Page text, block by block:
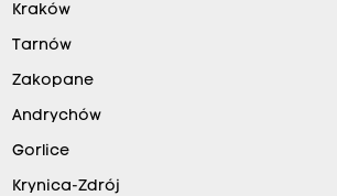
Kraków
Tarnów
Zakopane
Andrychów
Gorlice
Krynica-Zdrój